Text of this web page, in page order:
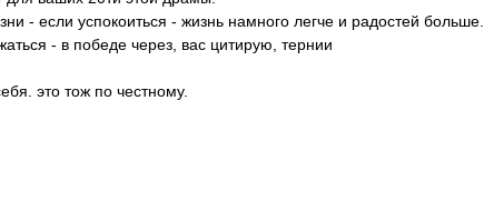
- если успо­коит­ься - жизнь намного легче и радо­стей больше.
- в победе через, вас цити­рую, тернии
это тож по чест­ному.